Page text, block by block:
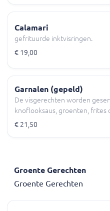
Calamari
gefrituurde inktvisringen.
€ 19,00
Garnalen (gepeld)
De visgerechten worden
knoflooksaus, groenten, frites
€ 21,50
Groente Gerechten
Groente Gerechten